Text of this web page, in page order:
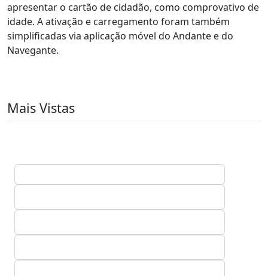
apresentar o cartão de cidadão, como comprovativo de
idade. A ativação e carregamento foram também
simplificadas via aplicação móvel do Andante e do
Navegante.
Mais Vistas